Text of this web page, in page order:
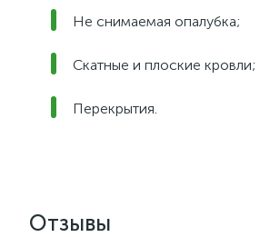
Не снимаемая опалубка;
Скатные и плоские кровли;
Перекрытия.
Отзывы